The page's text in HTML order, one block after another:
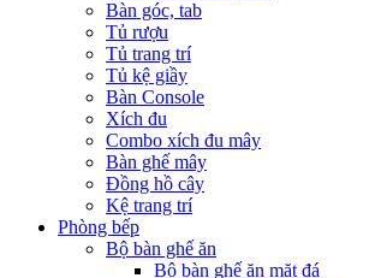
Bàn góc, tab
Tủ rượu
Tủ trang trí
Tủ kệ giầy
Bàn Console
Xích đu
Combo xích đu mây
Bàn ghế mây
Đồng hồ cây
Kệ trang trí
Phòng bếp
Bộ bàn ghế ăn
Bộ bàn ghế ăn mặt đá